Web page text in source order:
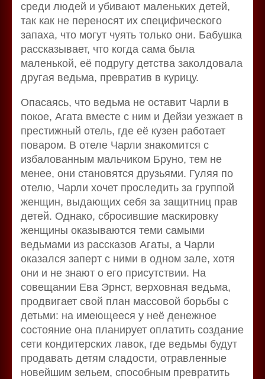
среди людей и убивают маленьких детей,
так как не переносят их специфического
запаха, что могут чуять только они. Бабушка
рассказывает, что когда сама была
маленькой, её подругу детства заколдовала
другая ведьма, превратив в курицу.
Опасаясь, что ведьма не оставит Чарли в
покое, Агата вместе с ним и Дейзи уезжает в
престижный отель, где её кузен работает
поваром. В отеле Чарли знакомится с
избалованным мальчиком Бруно, тем не
менее, они становятся друзьями. Гуляя по
отелю, Чарли хочет проследить за группой
женщин, выдающих себя за защитниц прав
детей. Однако, сбросившие маскировку
женщины оказываются теми самыми
ведьмами из рассказов Агаты, а Чарли
оказался заперт с ними в одном зале, хотя
они и не знают о его присутствии. На
совещании Ева Эрнст, верховная ведьма,
продвигает свой план массовой борьбы с
детьми: на имеющееся у неё денежное
состояние она планирует оплатить создание
сети кондитерских лавок, где ведьмы будут
продавать детям сладости, отравленные
новейшим зельем, способным превратить